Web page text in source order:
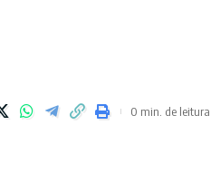
0 min. de leitura